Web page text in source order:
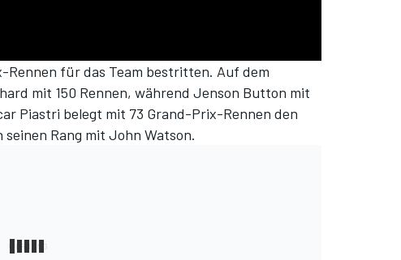
Rennen für das Team bestritten. Auf dem
mit 150 Rennen, während Jenson Button mit
Piastri belegt mit 73 Grand-Prix-Rennen den
Rang mit John Watson.